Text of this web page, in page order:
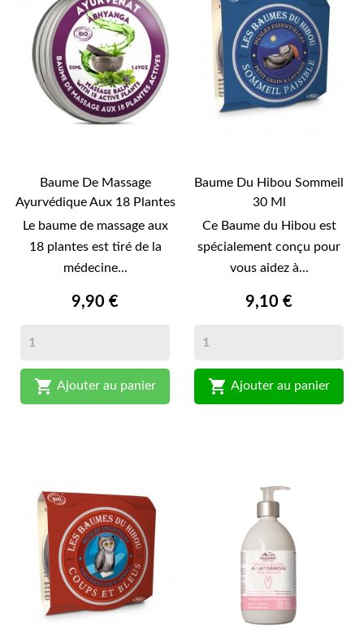
Baume De Massage
Ayurvédique Aux 18 Plantes
50 Ml
Le baume de massage aux
18 plantes est tiré de la
médecine...
9,90 €
 Ajouter au panier
Baume Du Hibou Sommeil
30 Ml
Ce Baume du Hibou est
spécialement conçu pour
vous aidez à...
9,10 €
 Ajouter au panier